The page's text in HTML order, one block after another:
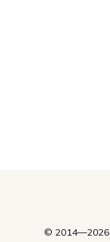
© 2014—2026